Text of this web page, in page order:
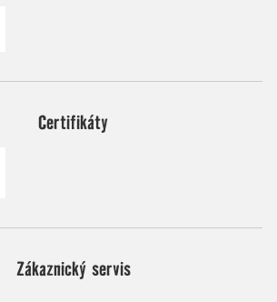
Certifikáty
Zákaznický servis